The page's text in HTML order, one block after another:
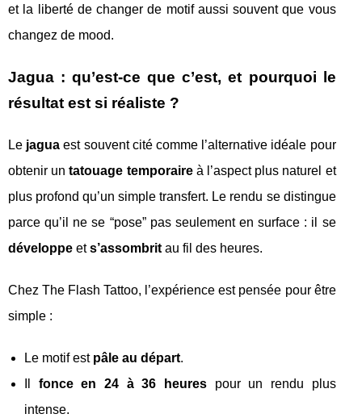
et la liberté de changer de motif aussi souvent que vous
changez de mood.
Jagua : qu’est-ce que c’est, et pourquoi le
résultat est si réaliste ?
Le jagua est souvent cité comme l’alternative idéale pour
obtenir untatouage temporaireà l’aspect plus naturel et
plus profond qu’un simple transfert. Le rendu se distingue
parce qu’il ne se “pose” pas seulement en surface : il se
développe ets’assombrit au fil des heures.
Chez The Flash Tattoo, l’expérience est pensée pour être
simple :
Le motif est pâle au départ.
fonce en 24 à 36 heurespour un rendu plus
intense.